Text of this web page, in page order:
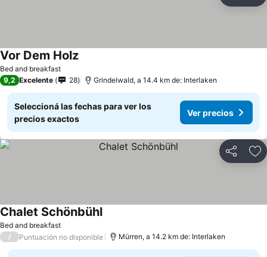
Bed and breakfast
Vor Dem HolzVer precios
9,2 Excelente 28 Grindelwald, a 14.4 km de: Interlaken
Seleccioná las fechas para ver los
precios exactos
Ver precios
Compartir
Bed and breakfast
Chalet SchönbühlVer precios
/ Puntuación no disponible Mürren, a 14.2 km de: Interlaken